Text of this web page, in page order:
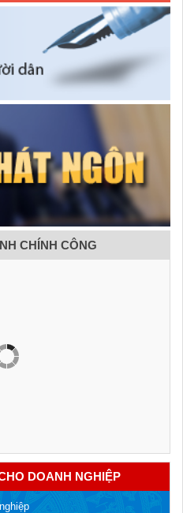
CHÍNH CÔNG
DOANH NGHIỆP